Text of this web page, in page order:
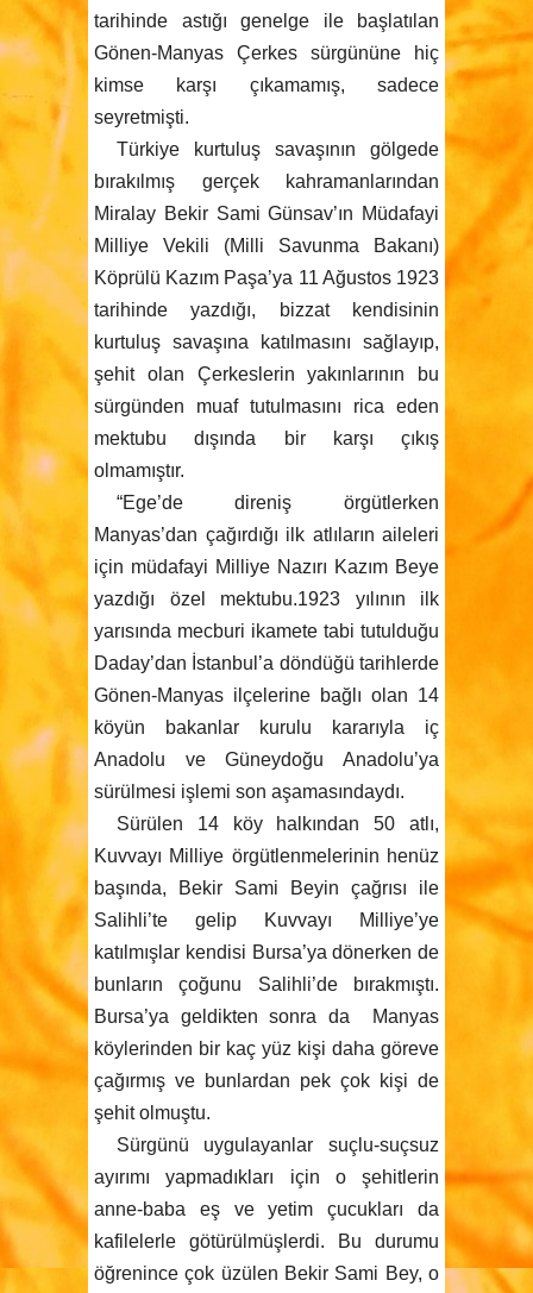
tarihinde astığı genelge ile başlatılan
Gönen-Manyas Çerkes sürgününe hiç
kimse karşı çıkamamış, sadece
seyretmişti.
Türkiye kurtuluş savaşının gölgede
bırakılmış gerçek kahramanlarından
Miralay Bekir Sami Günsav’ın Müdafayi
Milliye Vekili (Milli Savunma Bakanı)
Köprülü Kazım Paşa’ya 11 Ağustos 1923
tarihinde yazdığı, bizzat kendisinin
kurtuluş savaşına katılmasını sağlayıp,
şehit olan Çerkeslerin yakınlarının bu
sürgünden muaf tutulmasını rica eden
mektubu dışında bir karşı çıkış
olmamıştır.
“Ege’de direniş örgütlerken
Manyas’dan çağırdığı ilk atlıların aileleri
için müdafayi Milliye Nazırı Kazım Beye
yazdığı özel mektubu.1923 yılının ilk
yarısında mecburi ikamete tabi tutulduğu
Daday’dan İstanbul’a döndüğü tarihlerde
Gönen-Manyas ilçelerine bağlı olan 14
köyün bakanlar kurulu kararıyla iç
Anadolu ve Güneydoğu Anadolu’ya
sürülmesi işlemi son aşamasındaydı.
Sürülen 14 köy halkından 50 atlı,
Kuvvayı Milliye örgütlenmelerinin henüz
başında, Bekir Sami Beyin çağrısı ile
Salihli’te gelip Kuvvayı Milliye’ye
katılmışlar kendisi Bursa’ya dönerken de
bunların çoğunu Salihli’de bırakmıştı.
Bursa’ya geldikten sonra da Manyas
köylerinden bir kaç yüz kişi daha göreve
çağırmış ve bunlardan pek çok kişi de
şehit olmuştu.
Sürgünü uygulayanlar suçlu-suçsuz
ayırımı yapmadıkları için o şehitlerin
anne-baba eş ve yetim çucukları da
kafilelerle götürülmüşlerdi. Bu durumu
öğrenince çok üzülen Bekir Sami Bey, o